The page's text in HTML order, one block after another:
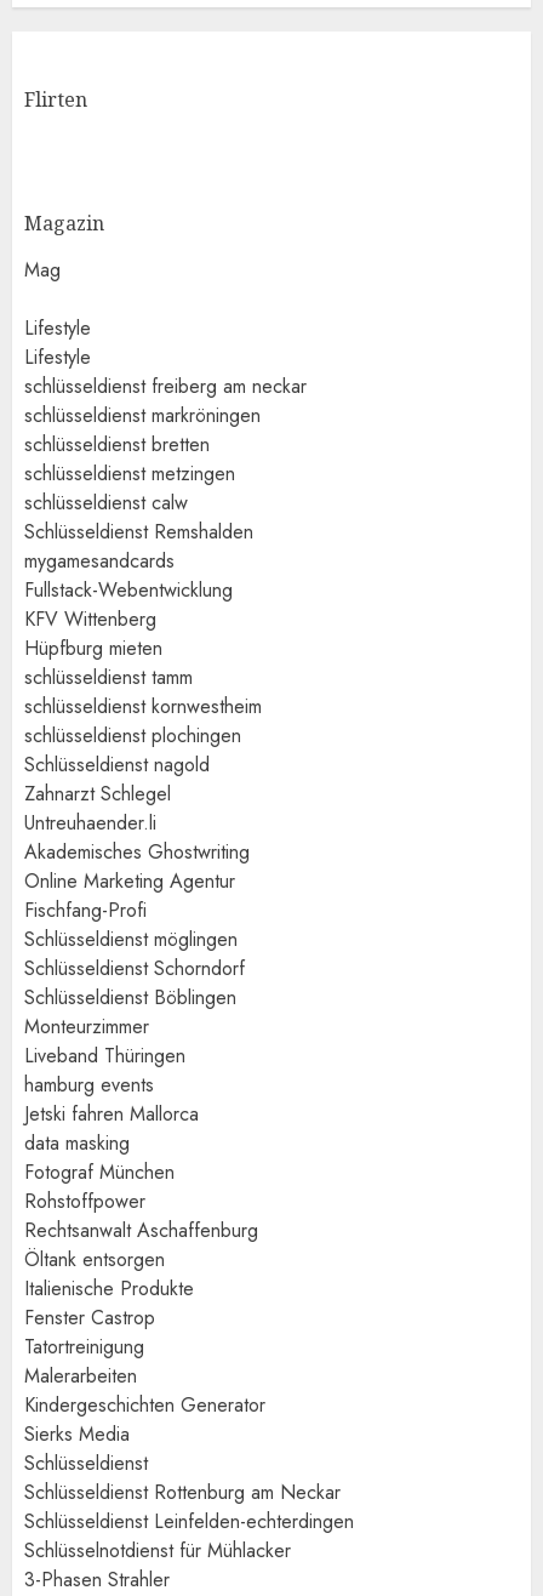
Flirten
Magazin
Mag
Lifestyle
Lifestyle
schlüsseldienst freiberg am neckar
schlüsseldienst markröningen
schlüsseldienst bretten
schlüsseldienst metzingen
schlüsseldienst calw
Schlüsseldienst Remshalden
mygamesandcards
Fullstack-Webentwicklung
KFV Wittenberg
Hüpfburg mieten
schlüsseldienst tamm
schlüsseldienst kornwestheim
schlüsseldienst plochingen
Schlüsseldienst nagold
Zahnarzt Schlegel
Untreuhaender.li
Akademisches Ghostwriting
Online Marketing Agentur
Fischfang-Profi
Schlüsseldienst möglingen
Schlüsseldienst Schorndorf
Schlüsseldienst Böblingen
Monteurzimmer
Liveband Thüringen
hamburg events
Jetski fahren Mallorca
data masking
Fotograf München
Rohstoffpower
Rechtsanwalt Aschaffenburg
Öltank entsorgen
Italienische Produkte
Fenster Castrop
Tatortreinigung
Malerarbeiten
Kindergeschichten Generator
Sierks Media
Schlüsseldienst
Schlüsseldienst Rottenburg am Neckar
Schlüsseldienst Leinfelden-echterdingen
Schlüsselnotdienst für Mühlacker
3-Phasen Strahler